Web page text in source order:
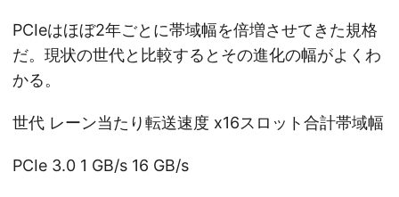
PCIeはほぼ2年ごとに帯域幅を倍増させてきた規格
だ。現状の世代と比較するとその進化の幅がよくわ
かる。
世代 レーン当たり転送速度 x16スロット合計帯域幅
PCIe 3.0 1 GB/s 16 GB/s